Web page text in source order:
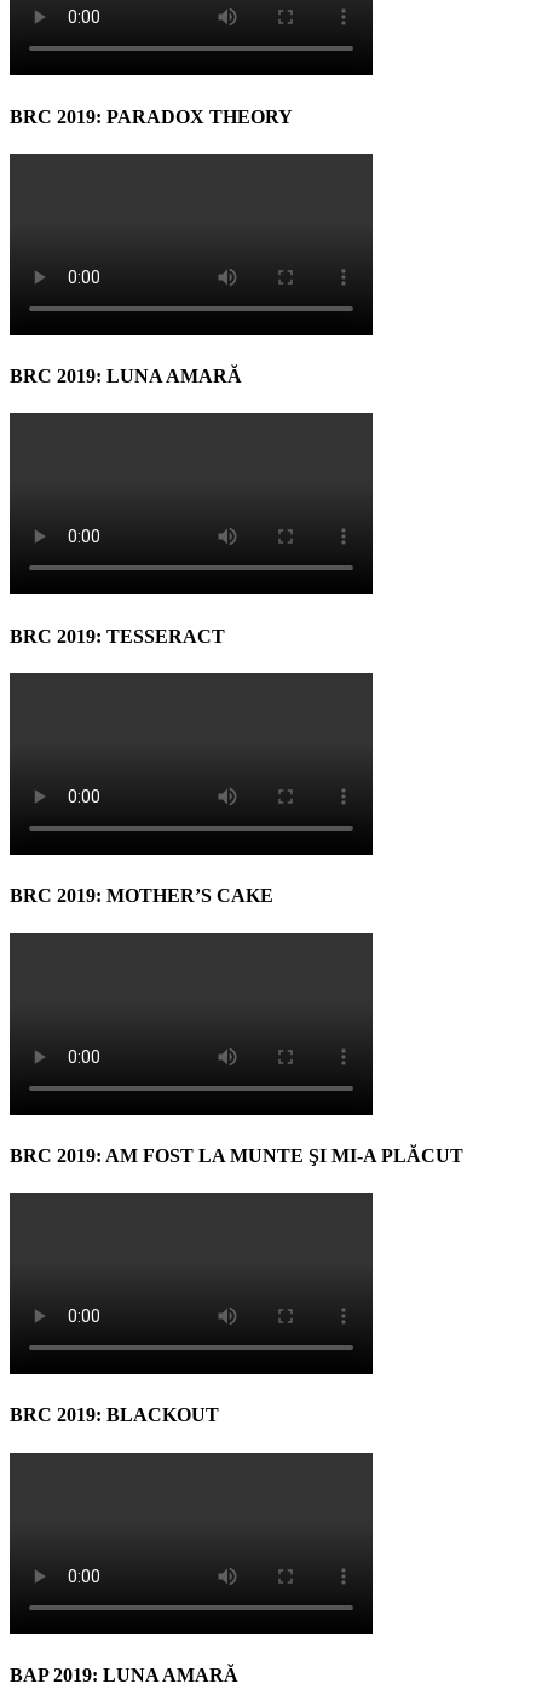
BRC 2019: PARADOX THEORY
BRC 2019: LUNA AMARĂ
BRC 2019: TESSERACT
BRC 2019: MOTHER’S CAKE
BRC 2019: AM FOST LA MUNTE ŞI MI-A PLĂCUT
BRC 2019: BLACKOUT
BAP 2019: LUNA AMARĂ